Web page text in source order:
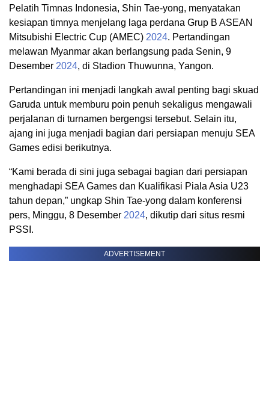
Pelatih Timnas Indonesia, Shin Tae-yong, menyatakan
kesiapan timnya menjelang laga perdana Grup B ASEAN
Mitsubishi Electric Cup (AMEC) 2024. Pertandingan
melawan Myanmar akan berlangsung pada Senin, 9
Desember 2024, di Stadion Thuwunna, Yangon.
Pertandingan ini menjadi langkah awal penting bagi skuad
Garuda untuk memburu poin penuh sekaligus mengawali
perjalanan di turnamen bergengsi tersebut. Selain itu,
ajang ini juga menjadi bagian dari persiapan menuju SEA
Games edisi berikutnya.
“Kami berada di sini juga sebagai bagian dari persiapan
menghadapi SEA Games dan Kualifikasi Piala Asia U23
tahun depan,” ungkap Shin Tae-yong dalam konferensi
pers, Minggu, 8 Desember 2024, dikutip dari situs resmi
PSSI.
ADVERTISEMENT